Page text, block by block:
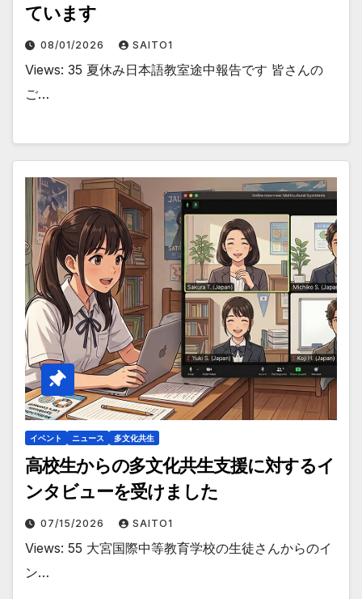
ています
08/01/2026 SAITO1
Views: 35 夏休み日本語教室途中報告です 皆さんの
ご…
イベント ニュース 多文化共生
高校生からの多文化共生支援に対するイ
ンタビューを受けました
07/15/2026 SAITO1
Views: 55 大宮国際中等教育学校の生徒さんからのイ
ン…